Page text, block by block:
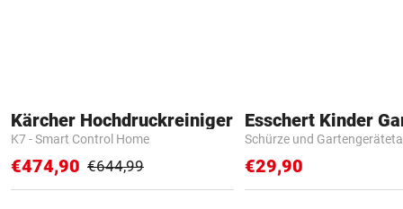
Kärcher Hochdruckreiniger
K7 - Smart Control Home
€474,90 €644,99
Schürze und
€29,90